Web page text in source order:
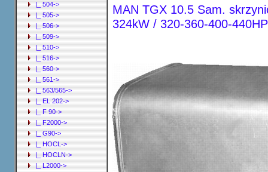
|_ 504->
|_ 505->
|_ 506->
|_ 509->
|_ 510->
|_ 516->
|_ 560->
|_ 561->
|_ 563/565->
|_ EL 202->
|_ F 90->
|_ F2000->
|_ G90->
|_ HOCL->
|_ HOCLN->
|_ L2000->
MAN TGX 10.5 Sam.
324kW / 320-360-400-